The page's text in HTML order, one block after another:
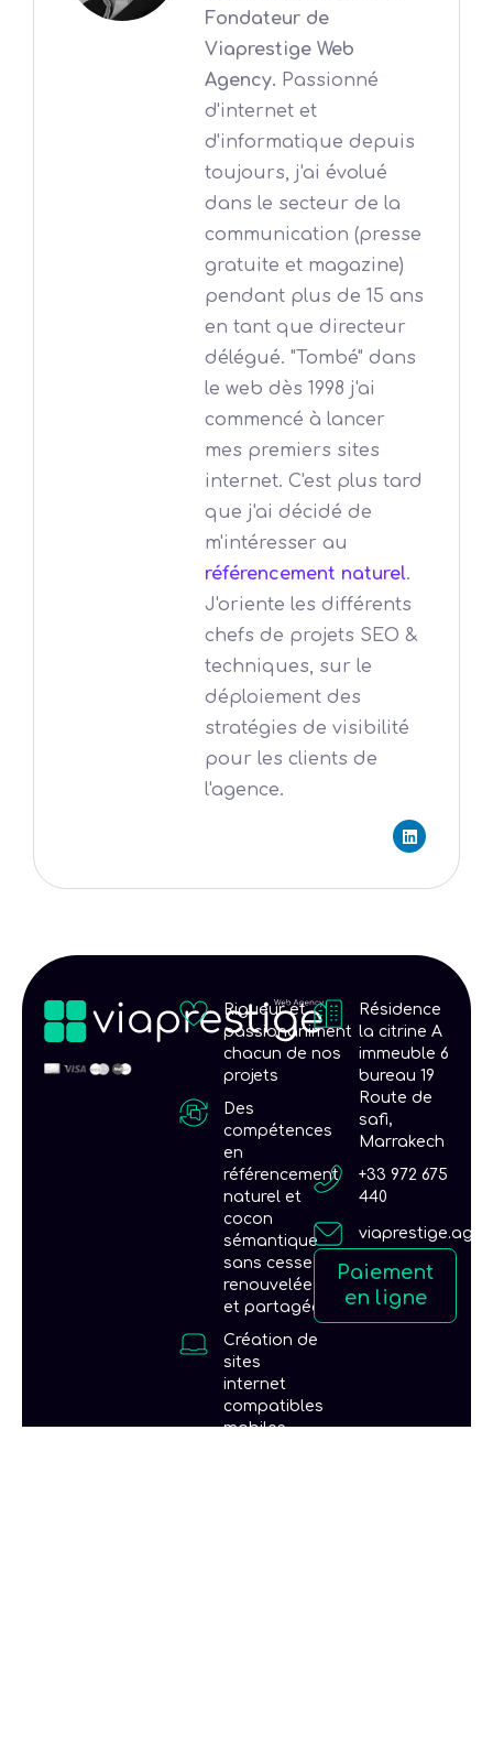
Fondateur de
Viaprestige Web
Agency. Passionné
d'internet et
d'informatique depuis
toujours, j'ai évolué
dans le secteur de la
communication (presse
gratuite et magazine)
pendant plus de 15 ans
en tant que directeur
délégué. "Tombé" dans
le web dès 1998 j'ai
commencé à lancer
mes premiers sites
internet. C'est plus tard
que j'ai décidé de
m'intéresser au
référencement naturel.
J'oriente les différents
chefs de projets SEO &
techniques, sur le
déploiement des
stratégies de visibilité
pour les clients de
l'agence.
L
i
e
Rigueur et
passionaniment
chacun de nos
projets
Des
compétences
en
référencement
naturel et
cocon
sémantique
sans cesse
renouvelées
et partagées
Création de
sites
internet
compatibles
mobiles
Résidence
la citrine A
immeuble 6
bureau 19
Route de
safi,
Marrakech
+33 972 675
440
Paiement
en ligne